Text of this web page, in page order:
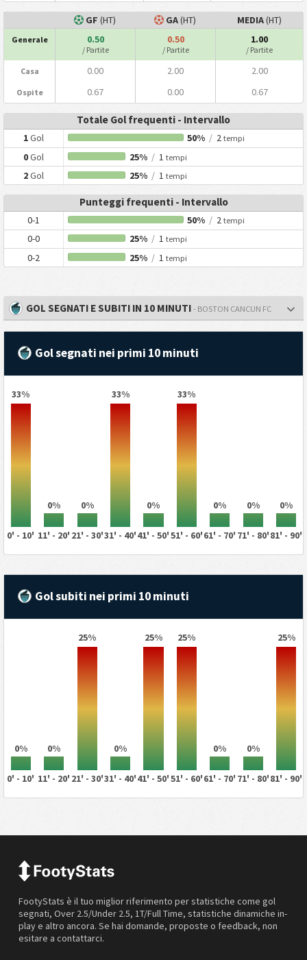
GF (HT) GA(HT) MEDIA(HT)
Generale 0.50
/ Partite
0.50
/ Partite
1.00
/ Partite
Casa 0.00 2.00 2.00
Ospite 0.67 0.00 0.67
Totale Gol frequenti - Intervallo
1Gol 50% / 2tempi
0Gol 25% /1 tempi
2Gol 25% /1 tempi
Punteggi frequenti - Intervallo
0-1 50% / 2tempi
0-0 25% /1 tempi
0-2 25% /1 tempi
GOL SEGNATI E SUBITI IN 10 MINUTI - BOSTON CANCUN FC
Gol segnati nei primi 10 minuti
33%
0% 0%
33%
0%
33%
0% 0% 0%
0' - 10' 11' - 20' 21' - 30'31' - 40'41' - 50'51' - 60'61' - 70' 71' - 80'81' - 90'
Gol subiti nei primi 10 minuti
0% 0%
25%
0%
25% 25%
0% 0%
25%
0' - 10' 11' - 20' 21' - 30'31' - 40'41' - 50'51' - 60'61' - 70' 71' - 80'81' - 90'
FootyStats è il tuo miglior riferimento per statistiche come gol
segnati, Over 2.5/Under 2.5, 1T/Full Time, statistiche dinamiche in-
play e altro ancora. Se hai domande, proposte o feedback, non
esitare a contattarci.